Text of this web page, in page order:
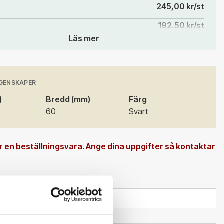
245,00 kr/st
192,50 kr/st
Läs mer
Bredd (mm)
60
Färg
Svart
en beställningsvara. Ange dina uppgifter så kontaktar